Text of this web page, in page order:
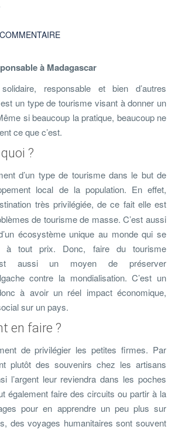
à Madagascar
responsable et bien d’autres
un type de tourisme visant à donner un
si beaucoup la pratique, beaucoup ne
ce que c’est.
?
d’un type de tourisme dans le but de
local de la population. En effet,
très privilégiée, de ce fait elle est
de tourisme de masse. C’est aussi
écosystème unique au monde qui se
à tout prix. Donc, faire du tourisme
aussi un moyen de préserver
contre la mondialisation. C’est un
à avoir un réel impact économique,
sur un pays.
en faire ?
de privilégier les petites firmes. Par
plutôt des souvenirs chez les artisans
l’argent leur reviendra dans les poches
également faire des circuits ou partir à la
pour en apprendre un peu plus sur
des voyages humanitaires sont souvent